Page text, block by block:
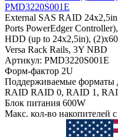
PMD3220S001E
External SAS RAID
Ports PowerEdger
HDD (up to 24x2,5in),
Versa Rack Rails, 3Y NBD
Артикул: PMD3220S001E
Форм-фактор 2U
Поддерживаемые форматы
RAID RAID 0, RAID 1,
Блок питания 600W
Макс. кол-во накопителей